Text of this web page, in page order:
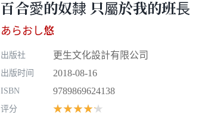
百合愛的奴隸 只屬於我的班長
あらおし悠
出版社 更生文化設計有限公司
出版时间 2018-08-16
ISBN 9789869624138
评分 ★★★★★